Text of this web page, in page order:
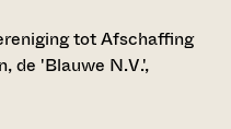
tot Afschaffing
de 'Blauwe N.V.',